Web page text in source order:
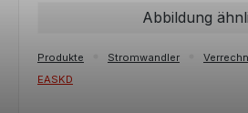
Abbildung
Produkte Stromwandler
EASKD